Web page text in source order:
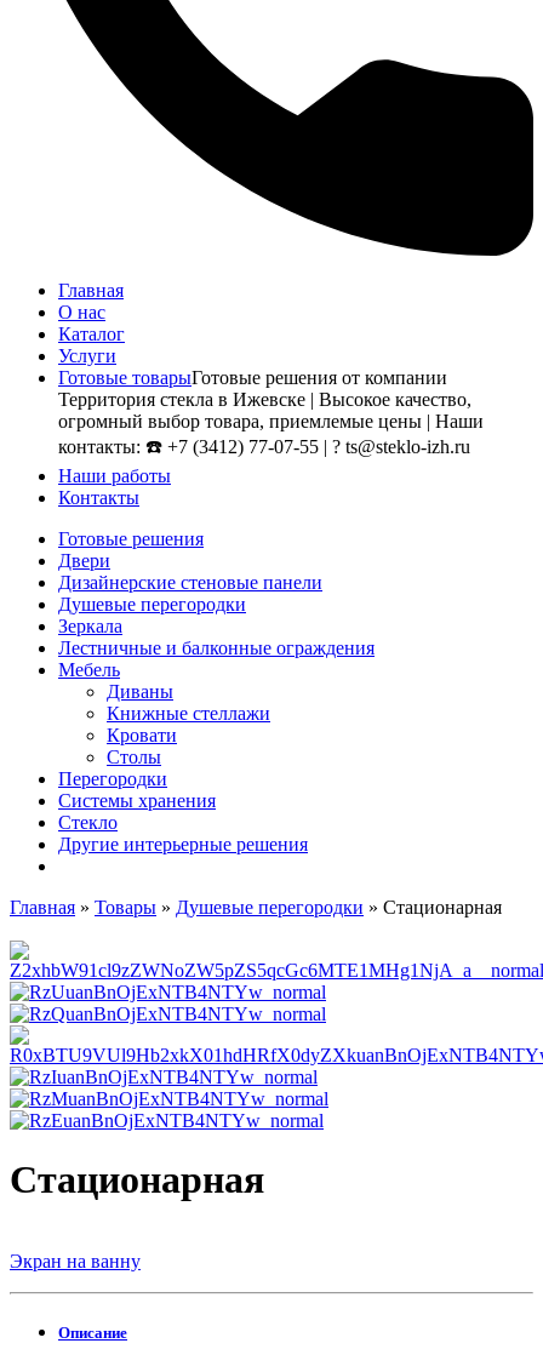
Главная
О нас
Каталог
Услуги
Готовые товарыГотовые решения от компании
Территория стекла в Ижевске | Высокое качество,
огромный выбор товара, приемлемые цены | Наши
контакты: ☎️ +7 (3412) 77-07-55 | ? ts@steklo-izh.ru
Наши работы
Контакты
Готовые решения
Двери
Дизайнерские стеновые панели
Душевые перегородки
Зеркала
Лестничные и балконные ограждения
Мебель
Диваны
Книжные стеллажи
Кровати
Столы
Перегородки
Системы хранения
Стекло
Другие интерьерные решения
Главная » Товары » Душевые перегородки » Стационарная
Стационарная
Экран на ванну
Описание